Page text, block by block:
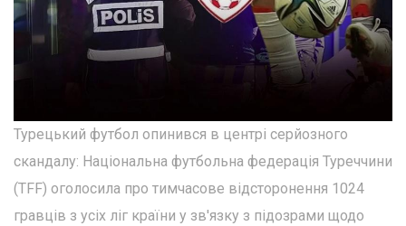
Турецький футбол опинився в центрі серйозного
скандалу: Національна футбольна федерація Туреччини
(TFF) оголосила про тимчасове відсторонення 1024
гравців з усіх ліг країни у зв'язку з підозрами щодо